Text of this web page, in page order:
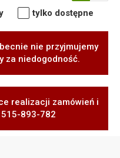
tylko dostępne
nie przyjmujemy
za niedogodność.
realizacji zamówień i
515-893-782